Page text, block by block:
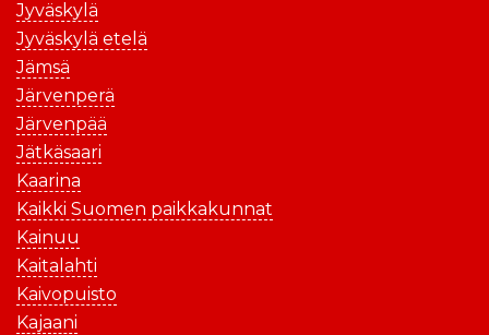
Jyväskylä
Jyväskylä etelä
Jämsä
Järvenperä
Järvenpää
Jätkäsaari
Kaarina
Kaikki Suomen paikkakunnat
Kainuu
Kaitalahti
Kaivopuisto
Kajaani